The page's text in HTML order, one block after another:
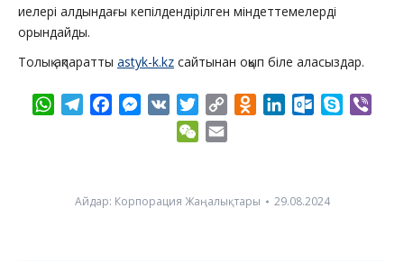
иелері алдындағы кепілдендірілген міндеттемелерді
орындайды.
Толық ақпаратты astyk-k.kz сайтынан оқып біле аласыздар.
WhatsApp
TelegramFacebookMessenger
VK Twitter
Copy
Odnoklassniki
LinkedInOutlook.com
Skype
WeChat
Айдар: Корпорация Жаңалықтары 29.08.2024